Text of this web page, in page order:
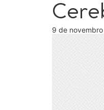
9 de